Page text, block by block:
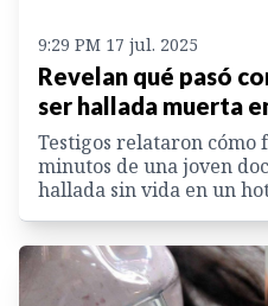
9:29 PM 17 jul. 2025
Revelan qué pasó
ser hallada muerta
Testigos relataron cómo
minutos de una joven
hallada sin vida en un